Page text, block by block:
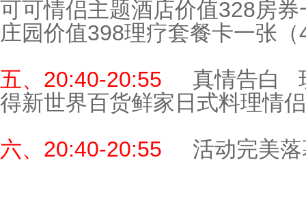
可可情侣主题酒店价值328房
庄园价值398理疗套餐卡一张（
五、20:40-20:55 真情告白
得新世界百货鲜家日式料理情
六、20:40-20:55
活动完美